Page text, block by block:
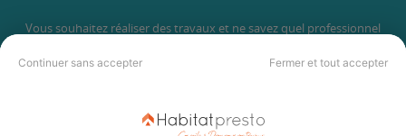
Continuer sans accepter Fermer et tout accepter
Vous souhaitez réaliser des travaux et ne savez quel professionnel
professionnels partout en France.